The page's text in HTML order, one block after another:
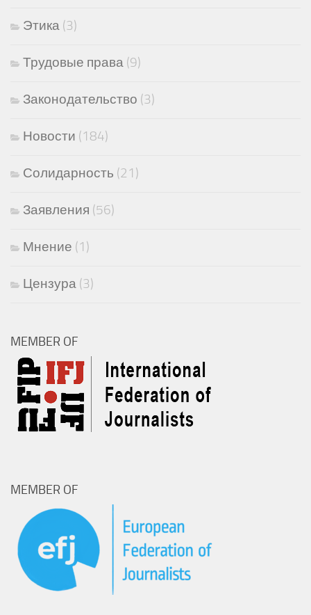
Этика (3)
Трудовые права (9)
Законодательство (3)
Новости (184)
Солидарность (21)
Заявления (56)
Мнение (1)
Цензура (3)
MEMBER OF
MEMBER OF